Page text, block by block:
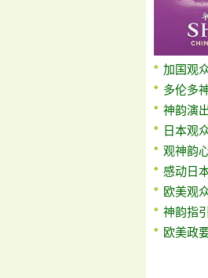
加国观
多伦多
神韵演
日本观
观神韵
感动日
欧美观
神韵指
欧美政